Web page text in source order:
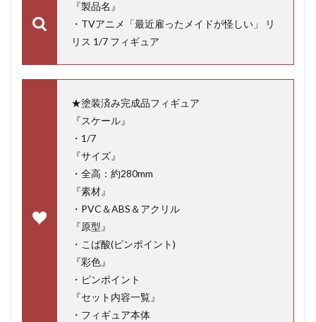
『製品名』
・TVアニメ「最近雇ったメイドが怪しい」 リ
リス 1/7 フィギュア
★塗装済み完成品フィギュア
『スケール』
・1/7
『サイズ』
・全高：約280mm
『素材』
・PVC＆ABS＆アクリル
『原型』
・こば酸(ピンポイント)
『彩色』
・ピンポイント
『セット内容一覧』
・フィギュア本体